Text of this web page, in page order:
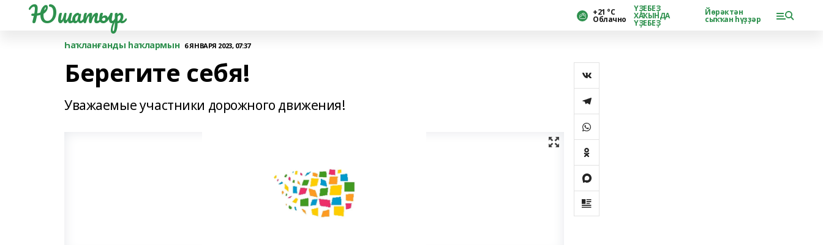
Юшатыр +21 °С
Облачно
ҮҘЕБЕҘ
ХАҠЫНДА
ҮҘЕБЕҘ
Йөрәктән
сыҡҡан һүҙҙәр
Һаҡланғанды һаҡлармын 6 ЯНВАРЯ 2023, 07:37
Берегите себя!
Уважаемые участники дорожного движения!